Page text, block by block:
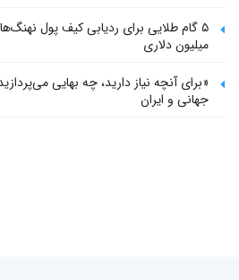
۵ گام طلایی برای ردیابی کیف پول‌
میلیون دلاری
«برای آنچه نیاز دارید، چه بهایی
جهانی و ایران